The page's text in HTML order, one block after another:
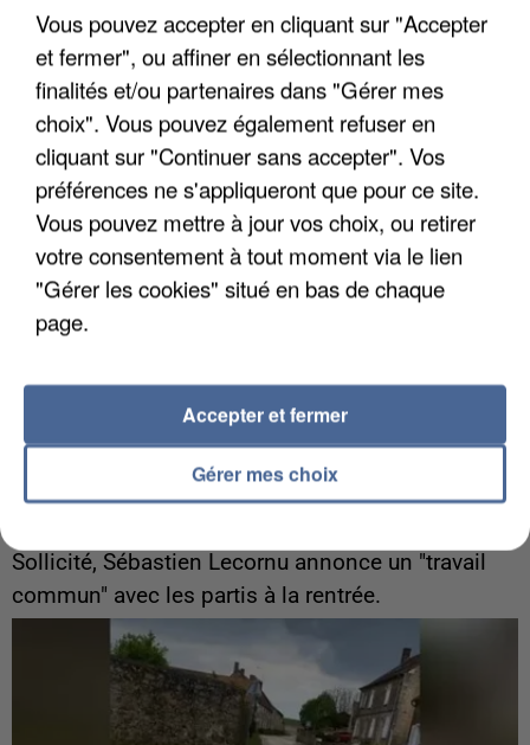
Un cofondateur du réseau avait été interpellé
quelques jours plus tôt.
Gabriel Attal et Raphaël Glucksmann visés par des
Sollicité, Sébastien Lecornu annonce un "travail
commun" avec les partis à la rentrée.
Vous pouvez accepter en cliquant sur "Accepter
et fermer", ou affiner en sélectionnant les
finalités et/ou partenaires dans "Gérer mes
choix". Vous pouvez également refuser en
cliquant sur "Continuer sans accepter". Vos
préférences ne s'appliqueront que pour ce site.
Vous pouvez mettre à jour vos choix, ou retirer
votre consentement à tout moment via le lien
"Gérer les cookies" situé en bas de chaque
page.
Gérer mes choix
Accepter et fermer